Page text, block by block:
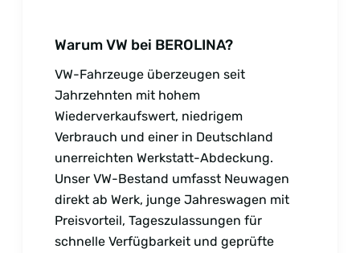
Warum VW bei BEROLINA?
VW-Fahrzeuge überzeugen seit
Jahrzehnten mit hohem
Wiederverkaufswert, niedrigem
Verbrauch und einer in Deutschland
unerreichten Werkstatt-Abdeckung.
Unser VW-Bestand umfasst Neuwagen
direkt ab Werk, junge Jahreswagen mit
Preisvorteil, Tageszulassungen für
schnelle Verfügbarkeit und geprüfte